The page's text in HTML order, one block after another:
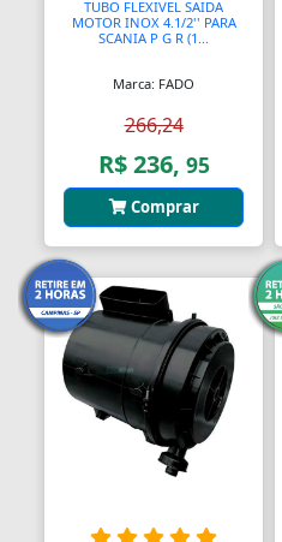
Balanças Comerciais
Balanços
Bancos
Bancos de Jardim
Bandejas
Banjo
Barra De Torção
Barra Estabilizadora
Barra Haste Reação
TUBO FLEXIVEL SAIDA
MOTOR INOX 4.1/2'' PARA
SCANIA P G R (1...
Marca: FADO
266,24
R$ 236, 95
Comprar